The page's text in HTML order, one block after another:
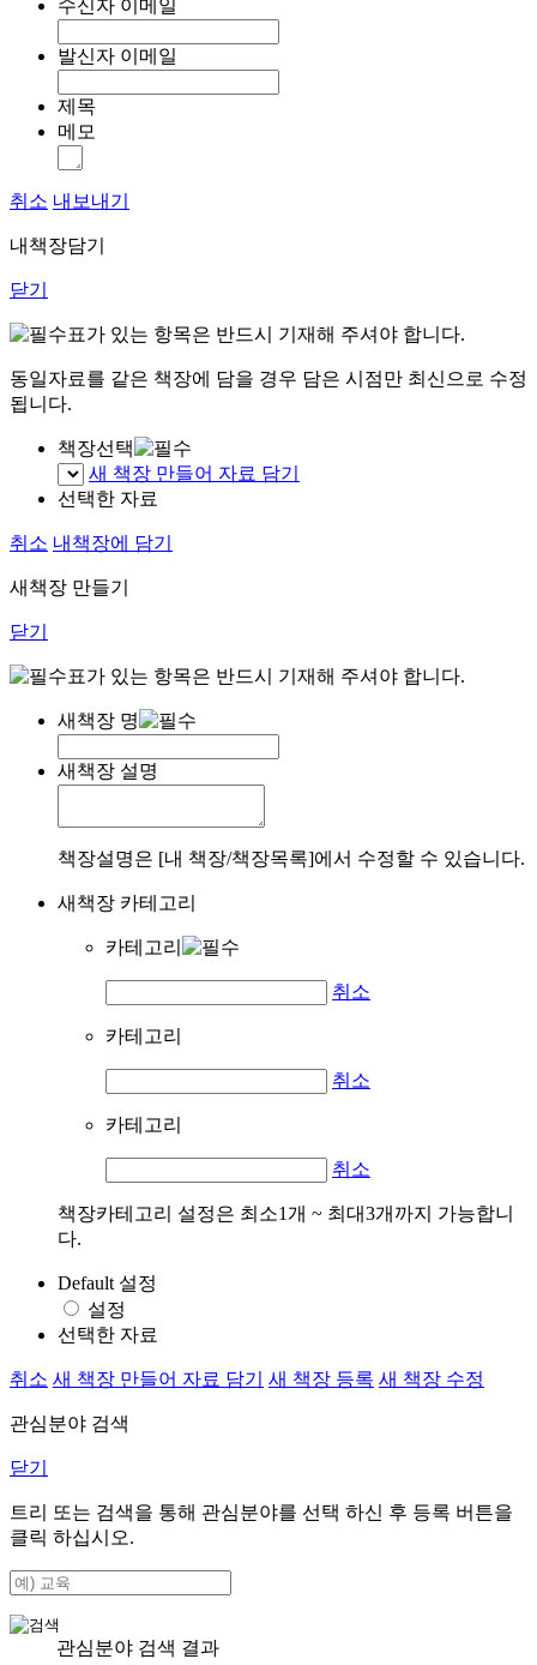
수신자 이메일
발신자 이메일
제목
메모
취소 내보내기
내책장담기
닫기
표가 있는 항목은 반드시 기재해 주셔야 합니다.
동일자료를 같은 책장에 담을 경우 담은 시점만 최신으로 수정
됩니다.
책장선택
새 책장 만들어 자료 담기
선택한 자료
취소 내책장에 담기
새책장 만들기
닫기
표가 있는 항목은 반드시 기재해 주셔야 합니다.
새책장 명
새책장 설명
책장설명은 [내 책장/책장목록]에서 수정할 수 있습니다.
새책장 카테고리
카테고리
취소
카테고리
취소
카테고리
취소
책장카테고리 설정은 최소1개 ~ 최대3개까지 가능합니
다.
Default 설정
설정
선택한 자료
취소 새 책장 만들어 자료 담기 새 책장 등록 새 책장 수정
관심분야 검색
닫기
트리 또는 검색을 통해 관심분야를 선택 하신 후 등록 버튼을
클릭 하십시오.
관심분야 검색 결과